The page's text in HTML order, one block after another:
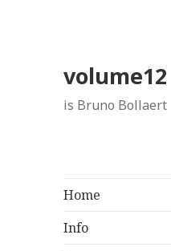
volume12
is Bruno Bollaert
Home
Info